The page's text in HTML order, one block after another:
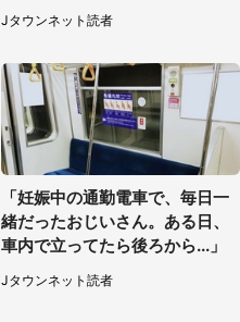
性）
Jタウンネット読者
「妊娠中の通勤電車で、毎日一
緒だったおじいさん。ある日、
車内で立ってたら後ろから...」
Jタウンネット読者